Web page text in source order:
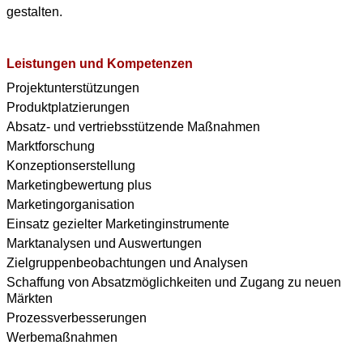
gestalten.
Leistungen und Kompetenzen
Projektunterstützungen
Produktplatzierungen
Absatz- und vertriebsstützende Maßnahmen
Marktforschung
Konzeptionserstellung
Marketingbewertung plus
Marketingorganisation
Einsatz gezielter Marketinginstrumente
Marktanalysen und Auswertungen
Zielgruppenbeobachtungen und Analysen
Schaffung von Absatzmöglichkeiten und Zugang zu neuen
Märkten
Prozessverbesserungen
Werbemaßnahmen